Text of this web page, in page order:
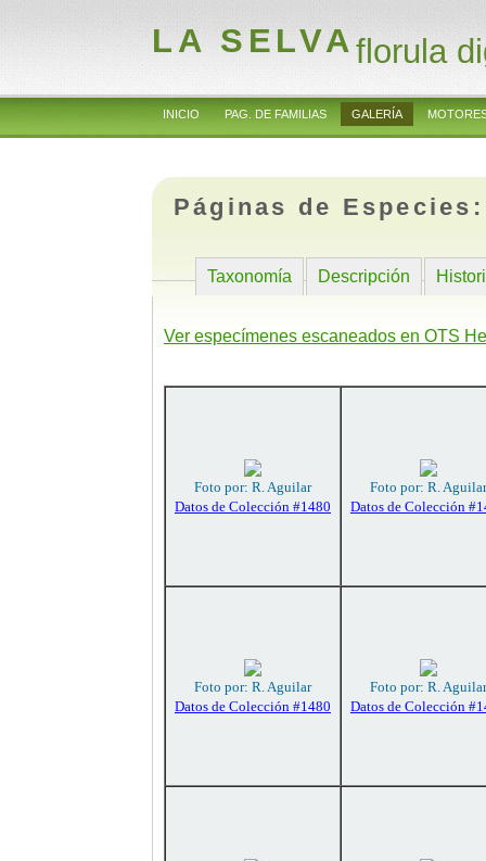
LA SELVAflorula
INICIO PAG. DE FAMILIAS GALERÍA
Páginas de
Taxonomía Descripción
Ver especímenes escaneados en OTS
Foto por: R. Aguilar
Datos de Colección #1480
Foto por: R. Aguilar
Datos de Colección
Foto por: R. Aguilar
Datos de Colección #1480
Foto por: R. Aguilar
Datos de Colección